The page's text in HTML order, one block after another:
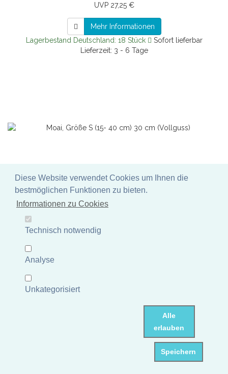
UVP 27,25 €
Mehr Informationen
Lagerbestand Deutschland: 18 Stück
Sofort lieferbar
Lieferzeit: 3 - 6 Tage
Moai, Größe S (15- 40 cm) 30 cm (Vollguss)
Gewicht: 16 kg
Lagerbestand Deutschland: 0 Stück
Diese Website verwendet Cookies um Ihnen die
bestmöglichen Funktionen zu bieten.
Informationen zu Cookies
Technisch notwendig
Analyse
Unkategorisiert
Alle
erlauben
Speichern